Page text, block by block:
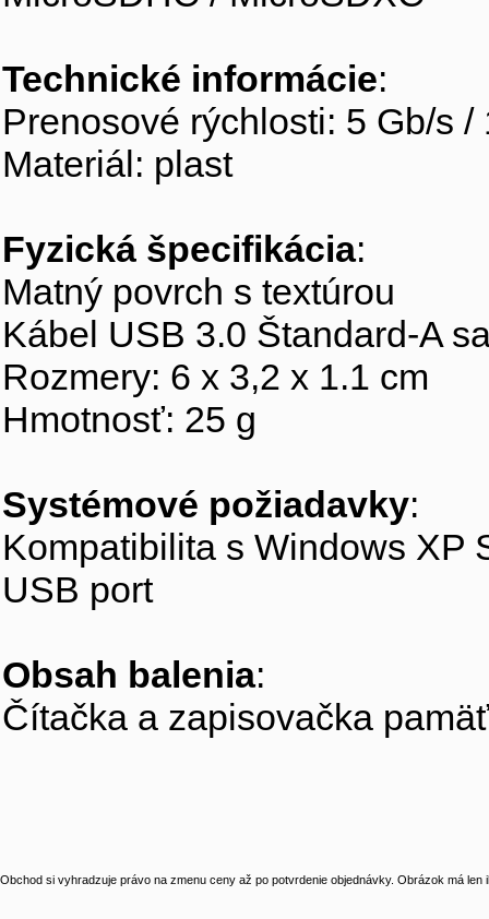
Technické informácie:
Prenosové rýchlosti: 5 Gb/s
Materiál: plast
Fyzická špecifikácia:
Matný povrch s textúrou
Kábel USB 3.0 Štandard-A
Rozmery: 6 x 3,2 x 1.1 cm
Hmotnosť: 25 g
Systémové požiadavky:
Kompatibilita s Windows XP
USB port
Obsah balenia:
Čítačka a zapisovačka
Obchod si vyhradzuje právo na zmenu ceny až po potvrdenie objednávky. Obrázok má len